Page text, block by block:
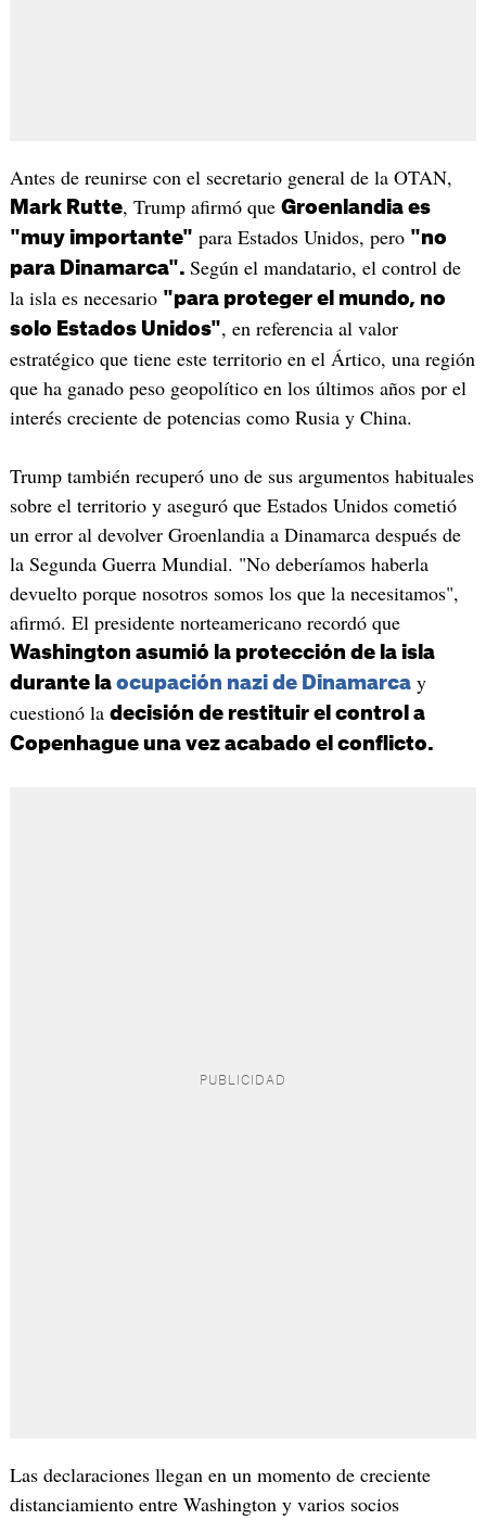
Antes de reunirse con el secretario general de la OTAN,
Mark Rutte, Trump afirmó que Groenlandia es
"muy importante" para Estados Unidos, pero "no
para Dinamarca". Según el mandatario, el control de
la isla es necesario "para proteger el mundo, no
solo Estados Unidos", en referencia al valor
estratégico que tiene este territorio en el Ártico, una región
que ha ganado peso geopolítico en los últimos años por el
interés creciente de potencias como Rusia y China.
Trump también recuperó uno de sus argumentos habituales
sobre el territorio y aseguró que Estados Unidos cometió
un error al devolver Groenlandia a Dinamarca después de
la Segunda Guerra Mundial. "No deberíamos haberla
devuelto porque nosotros somos los que la necesitamos",
afirmó. El presidente norteamericano recordó que
Washington asumió la protección de la isla
durante la ocupación nazi de Dinamarcay
cuestionó la decisión de restituir el control a
Copenhague una vez acabado el conflicto.
Las declaraciones llegan en un momento de creciente
distanciamiento entre Washington y varios socios